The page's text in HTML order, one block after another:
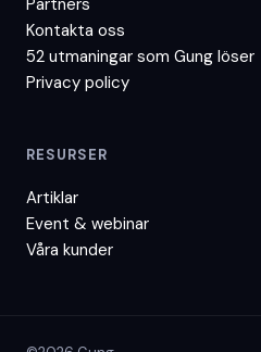
Partners
Kontakta oss
52 utmaningar som Gung löser
Privacy policy
RESURSER
Artiklar
Event & webinar
Våra kunder